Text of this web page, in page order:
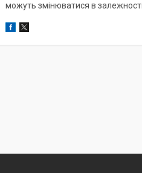
можуть змінюватися в залежності